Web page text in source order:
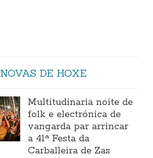
NOVAS DE HOXE
Multitudinaria noite de
folk e electrónica de
vangarda par arrincar
a 41ª Festa da
Carballeira de Zas